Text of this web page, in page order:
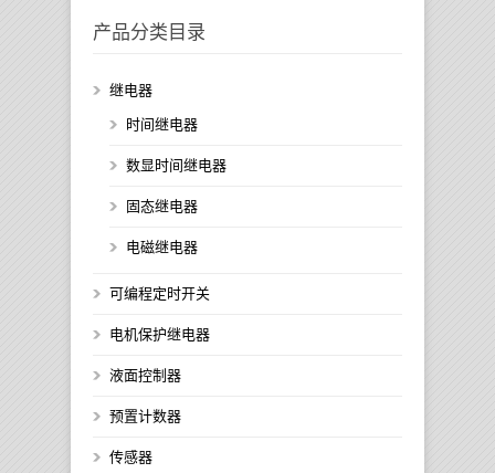
产品分类目录
继电器
时间继电器
数显时间继电器
固态继电器
电磁继电器
可编程定时开关
电机保护继电器
液面控制器
预置计数器
传感器